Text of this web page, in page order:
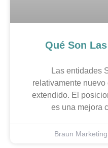
Qué Son
Las entidades
relativamente
extendido. El
es una mejora
Braun Marketing